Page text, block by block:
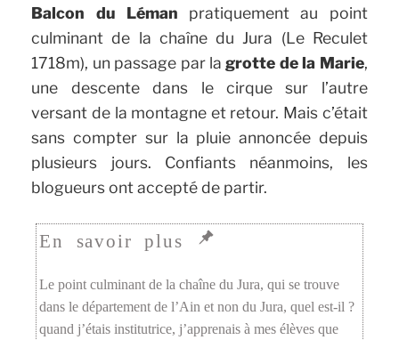
Balcon du Léman pratiquement au point
culminant de la chaîne du Jura (Le Reculet
1718m), un passage par lagrotte de la Marie,
une descente dans le cirque sur l’autre
versant de la montagne et retour. Mais c’était
sans compter sur la pluie annoncée depuis
plusieurs jours. Confiants néanmoins, les
blogueurs ont accepté de partir.
Le point culminant de la chaîne du Jura, qui se trouve
dans le département de l’Ain et non du Jura, quel est-il ?
quand j’étais institutrice, j’apprenais à mes élèves que